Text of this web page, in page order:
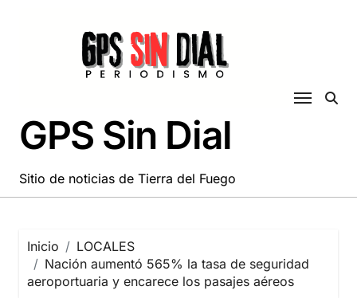
GPS Sin Dial
Sitio de noticias de Tierra del Fuego
Inicio
LOCALES
Nación aumentó 565% la tasa de seguridad
aeroportuaria y encarece los pasajes aéreos